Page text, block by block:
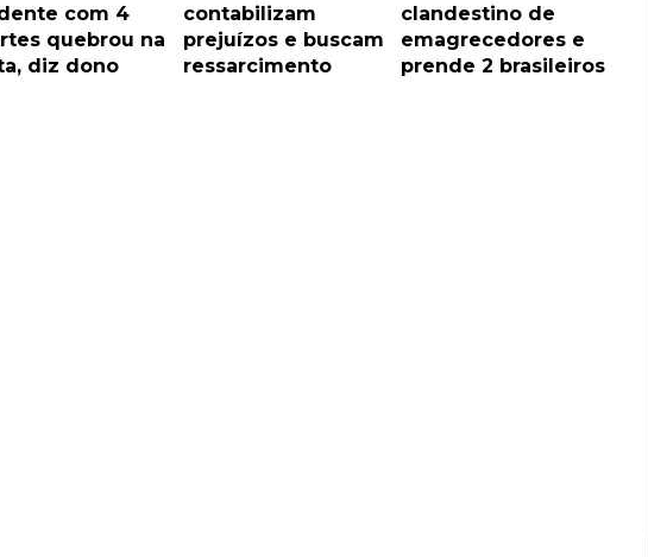
com 4
quebrou na
diz dono
contabilizam
prejuízos e buscam
ressarcimento
clandestino de
emagrecedores e
prende 2 brasileiros